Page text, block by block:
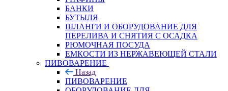
БАНКИ
БУТЫЛЯ
ШЛАНГИ И ОБОРУДОВАНИЕ ДЛЯ
ПЕРЕЛИВА И СНЯТИЯ С ОСАДКА
РЮМОЧНАЯ ПОСУДА
ЕМКОСТИ ИЗ НЕРЖАВЕЮЩЕЙ СТАЛИ
ПИВОВАРЕНИЕ
Назад
ПИВОВАРЕНИЕ